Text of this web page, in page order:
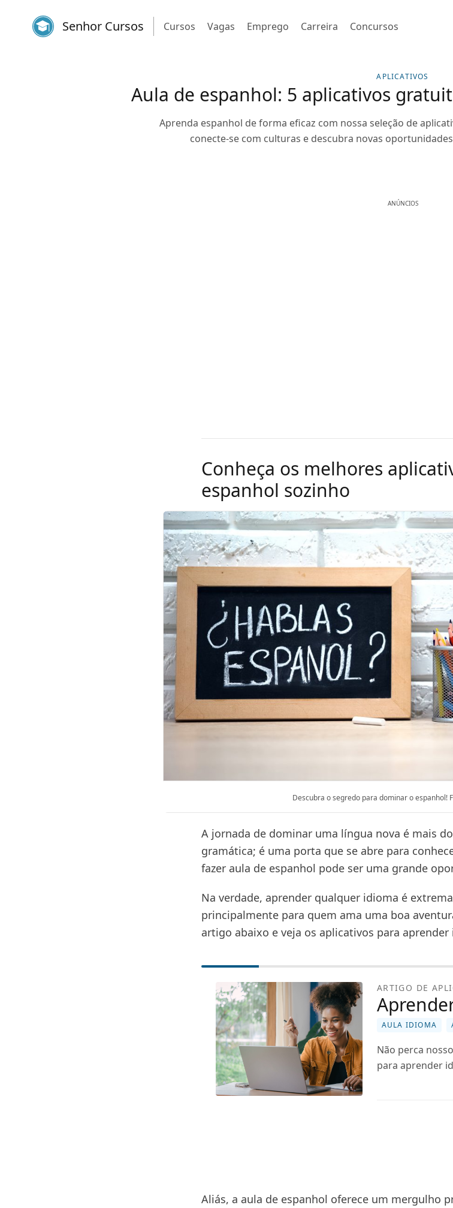
Senhor Cursos Cursos Vagas Emprego Carreira Concursos
APLICATIVOS
Aula de espanhol: 5 aplicativos
Aprenda espanhol de forma eficaz com nossa seleção de
conecte-se com culturas e descubra novas
ANÚNCIOS
Conheça os melhores
espanhol sozinho
Descubra o segredo para dominar o espanhol!
A jornada de dominar uma língua nova é mais
gramática; é uma porta que se abre para
fazer aula de espanhol pode ser uma grande
Na verdade, aprender qualquer idioma é
principalmente para quem ama uma boa
artigo abaixo e veja os aplicativos para
ARTIGO DE
AULA IDIOMA
Não perca
para aprender
Aliás, a aula de espanhol oferece um mergulho